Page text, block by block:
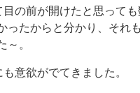
の前が開けたと思って
ったからと分かり、そ
～。
意欲がでてきました。